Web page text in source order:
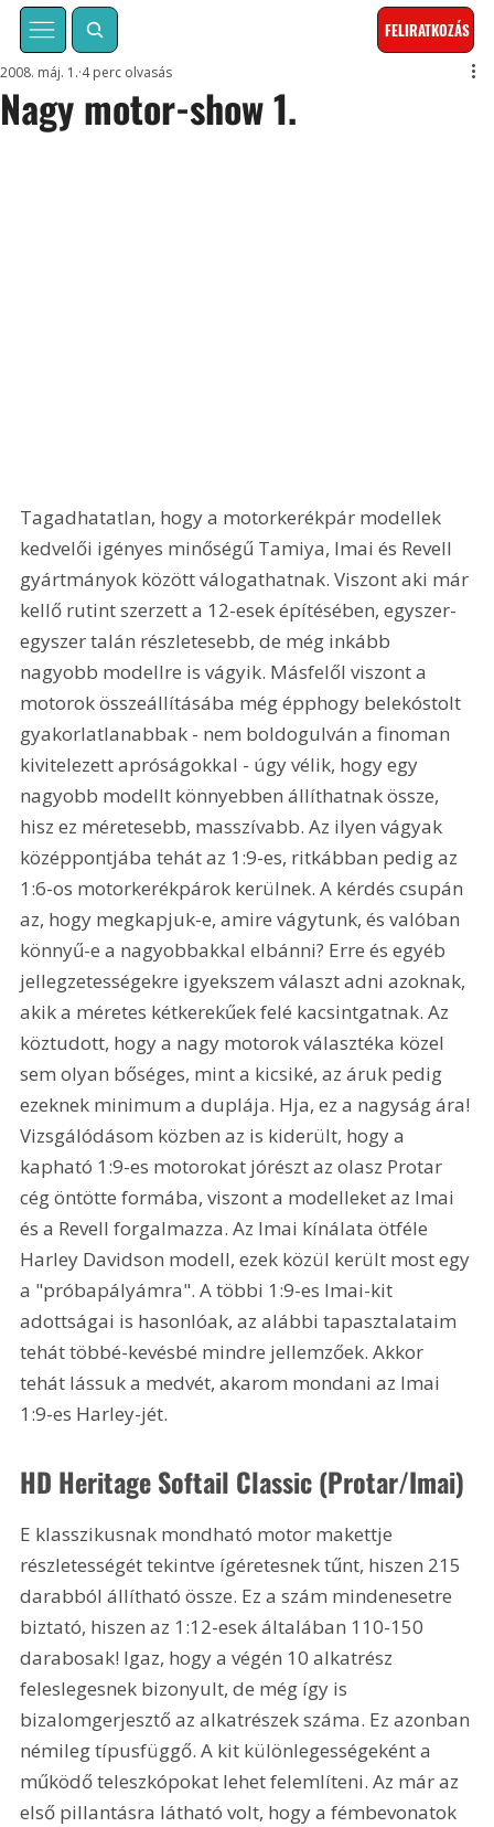
FELIRATKOZÁS
Nagy motor-show 1.
2008. máj. 1. 4 perc olvasás
Tagadhatatlan, hogy a motorkerékpár modellek
kedvelői igényes minőségű Tamiya, Imai és Revell
gyártmányok között válogathatnak. Viszont aki már
kellő rutint szerzett a 12-esek építésében, egyszer-
egyszer talán részletesebb, de még inkább
nagyobb modellre is vágyik. Másfelől viszont a
motorok összeállításába még épphogy belekóstolt
gyakorlatlanabbak - nem boldogulván a finoman
kivitelezett apróságokkal - úgy vélik, hogy egy
nagyobb modellt könnyebben állíthatnak össze,
hisz ez méretesebb, masszívabb. Az ilyen vágyak
középpontjába tehát az 1:9-es, ritkábban pedig az
1:6-os motorkerékpárok kerülnek. A kérdés csupán
az, hogy megkapjuk-e, amire vágytunk, és valóban
könnyű-e a nagyobbakkal elbánni? Erre és egyéb
jellegzetességekre igyekszem választ adni azoknak,
akik a méretes kétkerekűek felé kacsintgatnak. Az
köztudott, hogy a nagy motorok választéka közel
sem olyan bőséges, mint a kicsiké, az áruk pedig
ezeknek minimum a duplája. Hja, ez a nagyság ára!
Vizsgálódásom közben az is kiderült, hogy a
kapható 1:9-es motorokat jórészt az olasz Protar
cég öntötte formába, viszont a modelleket az Imai
és a Revell forgalmazza. Az Imai kínálata ötféle
Harley Davidson modell, ezek közül került most egy
a "próbapályámra". A többi 1:9-es Imai-kit
adottságai is hasonlóak, az alábbi tapasztalataim
tehát többé-kevésbé mindre jellemzőek. Akkor
tehát lássuk a medvét, akarom mondani az Imai
1:9-es Harley-jét.
HD Heritage Softail Classic (Protar/Imai)
E klasszikusnak mondható motor makettje
részletességét tekintve ígéretesnek tűnt, hiszen 215
darabból állítható össze. Ez a szám mindenesetre
biztató, hiszen az 1:12-esek általában 110-150
darabosak! Igaz, hogy a végén 10 alkatrész
feleslegesnek bizonyult, de még így is
bizalomgerjesztő az alkatrészek száma. Ez azonban
némileg típusfüggő. A kit különlegességeként a
működő teleszkópokat lehet felemlíteni. Az már az
első pillantásra látható volt, hogy a fémbevonatok